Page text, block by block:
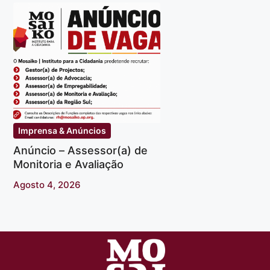
Imprensa & Anúncios
Anúncio – Assessor(a) de
Monitoria e Avaliação
Agosto 4, 2026